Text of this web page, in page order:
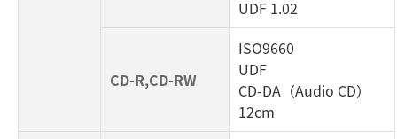
UDF 1.02
CD-R,CD-RW
ISO9660
UDF
CD-DA（Audio CD）
12cm